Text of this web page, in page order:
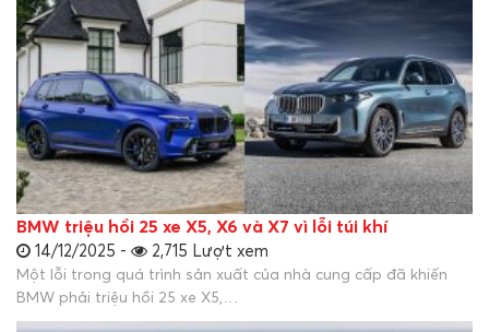
BMW triệu hồi 25 xe X5, X6 và X7 vì lỗi túi khí
14/12/2025 - 2,715 Lượt xem
Một lỗi trong quá trình sản xuất của nhà cung cấp đã khiến
BMW phải triệu hồi 25 xe X5,…